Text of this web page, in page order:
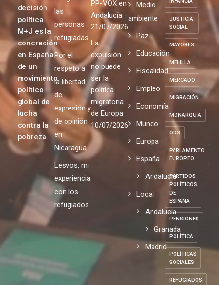
decisión
política.
M+J es la
concreción
en España
de un
movimiento
político
global de
lucha
contra la
pobreza.
las
personas
refugiadas
Por el
respeto a
la libertad
de
expresión y
de opinión
en
Nicaragua
Lesvos, mi
experiencia
con los
refugiados
PP-VOX en
Andalucía.
21/07/2026
La
expulsión
no puede
ser la
política
migratoria
de Europa
10/07/2026
Medio
ambiente
Paz
Educación
Fiscalidad
Empleo
Economía
Mundo
Europa
España
Andalucia
Local
Andalucía
Granada
Madrid
JUSTICIA
SOCIAL
MAYORES
MELILLA
MERCADO
MIGRACIÓN
MONARQUÍA
ODS
PARLAMENTO
EUROPEO
PARTIDOS
POLÍTICOS
DE
ESPAÑA
PENSIONES
POLÍTICA
POLÍTICAS
SOCIALES
REFUGIADOS